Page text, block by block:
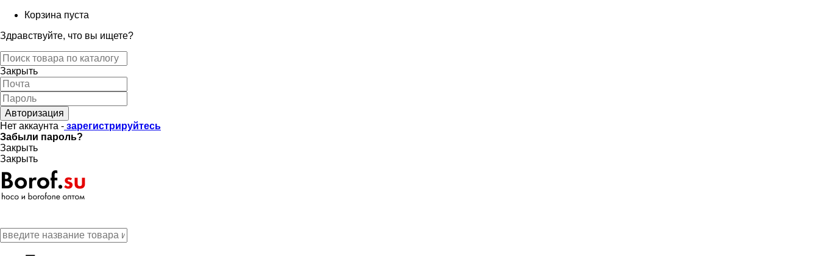
Корзина пуста
Здравствуйте, что вы ищете?
Закрыть
Авторизация
Нет аккаунта - зарегистрируйтесь
Забыли пароль?
Закрыть
Закрыть